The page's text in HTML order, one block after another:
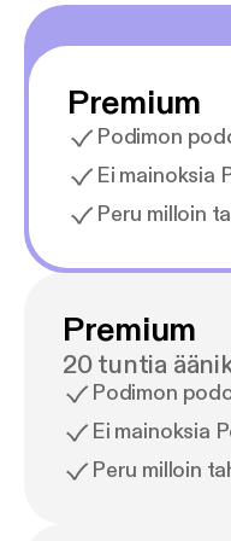
Premium
Podimon
Ei mainoksia
Peru milloin
Premium
20 tuntia
Podimon
Ei mainoksia
Peru milloin